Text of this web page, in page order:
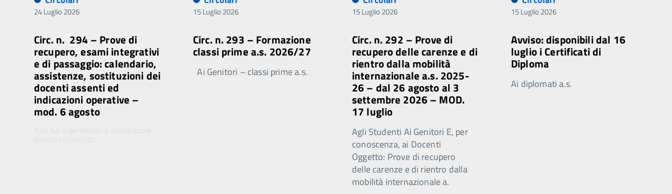
24 Luglio 2026
Circ. n. 294 – Prove di
recupero, esami integrativi
e di passaggio: calendario,
assistenze, sostituzioni dei
docenti assenti ed
indicazioni operative –
mod. 6 agosto
15 Luglio 2026
Circ. n. 293 – Formazione
classi prime a.s. 2026/27
Ai Genitori – classi prime a.s.
15 Luglio 2026
Circ. n. 292 – Prove di
recupero delle carenze e di
rientro dalla mobilità
internazionale a.s. 2025-
26 – dal 26 agosto al 3
settembre 2026 – MOD.
17 luglio
Agli Studenti Ai Genitori E, per
conoscenza, ai Docenti
Oggetto: Prove di recupero
delle carenze e di rientro dalla
mobilità internazionale a.
15 Luglio 2026
Avviso: disponibili dal 16
luglio i Certificati di
Diploma
Ai diplomati a.s.